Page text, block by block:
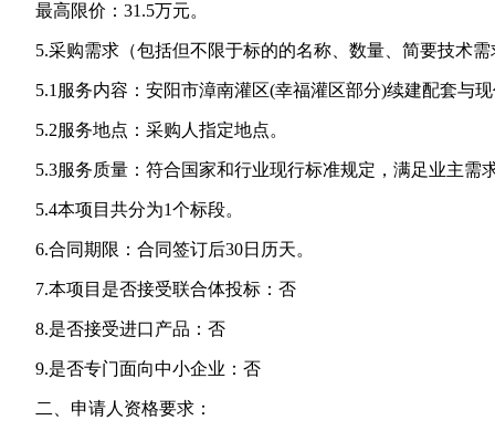
最高限价：31.5万元。
5.采购需求（包括但不限于标的的名称、数量、简要技术需
5.1服务内容：安阳市漳南灌区(幸福灌区部分)续建配套与
5.2服务地点：采购人指定地点。
5.3服务质量：符合国家和行业现行标准规定，满足业主需
5.4本项目共分为1个标段。
6.合同期限：合同签订后30日历天。
7.本项目是否接受联合体投标：否
8.是否接受进口产品：否
9.是否专门面向中小企业：否
二、申请人资格要求：